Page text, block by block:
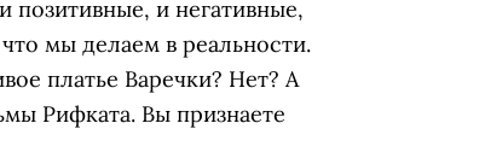
позитивные, и негативные,
мы делаем в реальности.
платье Варечки? Нет? А
Рифката. Вы признаете